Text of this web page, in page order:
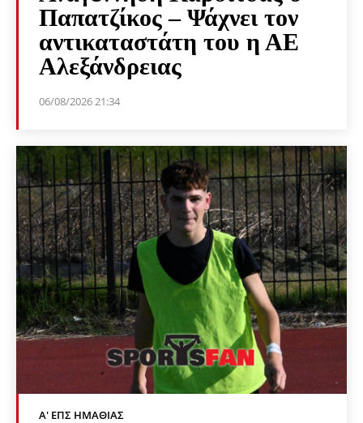
Παπατζίκος – Ψάχνει τον
αντικαταστάτη του η ΑΕ
Αλεξάνδρειας
06/08/2026 21:34
Α' ΕΠΣ ΗΜΑΘΊΑΣ